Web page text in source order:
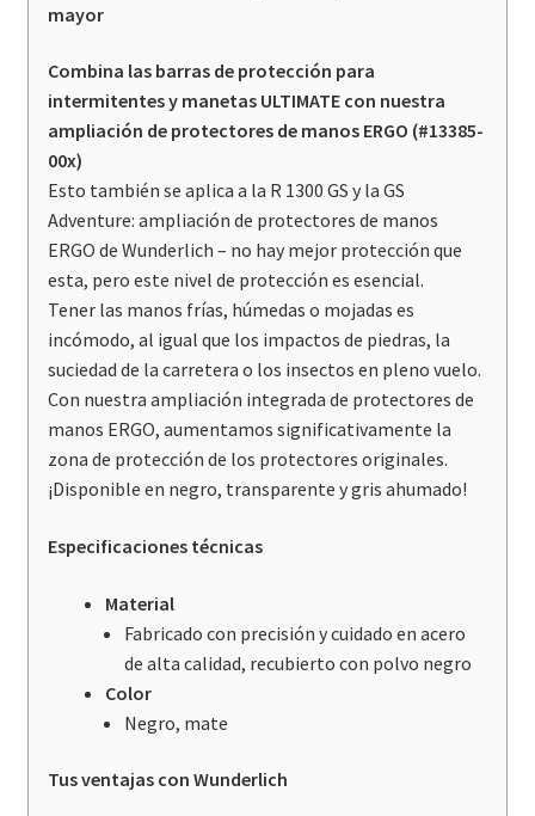
mayor
Combina las barras de protección para
intermitentes y manetas ULTIMATE con nuestra
ampliación de protectores de manos ERGO (#13385-
00x)
Esto también se aplica a la R 1300 GS y la GS
Adventure: ampliación de protectores de manos
ERGO de Wunderlich – no hay mejor protección que
esta, pero este nivel de protección es esencial.
Tener las manos frías, húmedas o mojadas es
incómodo, al igual que los impactos de piedras, la
suciedad de la carretera o los insectos en pleno vuelo.
Con nuestra ampliación integrada de protectores de
manos ERGO, aumentamos significativamente la
zona de protección de los protectores originales.
¡Disponible en negro, transparente y gris ahumado!
Especificaciones técnicas
Material
Fabricado con precisión y cuidado en acero
de alta calidad, recubierto con polvo negro
Color
Negro, mate
Tus ventajas con Wunderlich